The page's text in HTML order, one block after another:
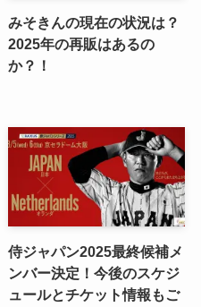
みそきんの現在の状況は？
2025年の再販はあるの
か？！
侍ジャパン2025最終候補メ
ンバー決定！今後のスケジ
ュールとチケット情報もご